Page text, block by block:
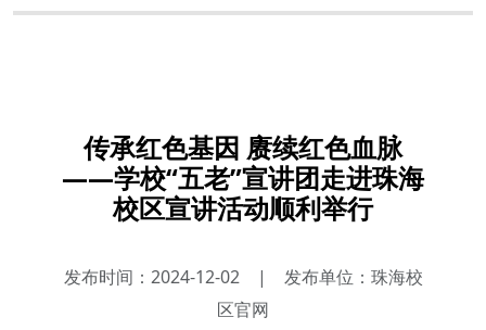
传承红色基因 赓续红色血脉
——学校“五老”宣讲团走进珠海
校区宣讲活动顺利举行
发布时间：2024-12-02 |
发布单位：珠海校
区官网